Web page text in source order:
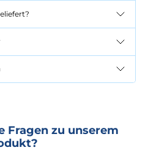
Fragen zu unserem